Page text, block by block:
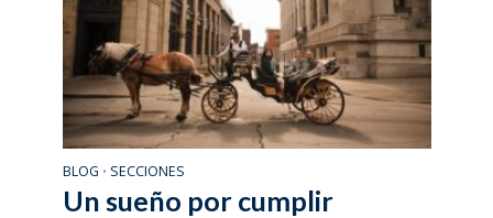
BLOG • SECCIONES
Un sueño por cumplir